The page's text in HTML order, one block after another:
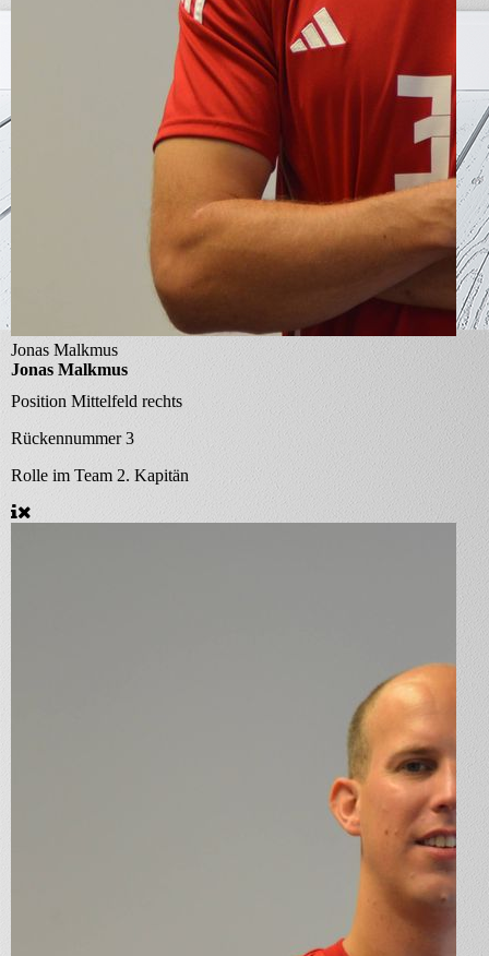
Jonas Malkmus
Jonas Malkmus
Position Mittelfeld rechts
Rückennummer3
Rolle im Team 2. Kapitän